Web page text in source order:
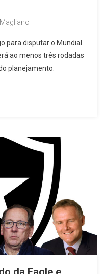
para disputar o Mundial
ao menos três rodadas
planejamento.